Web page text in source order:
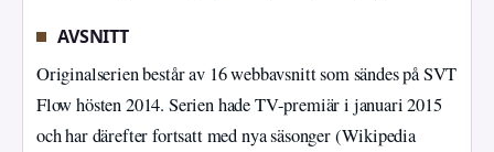
AVSNITT
Originalserien består av 16 webbavsnitt som sändes på SVT
Flow hösten 2014. Serien hade TV-premiär i januari 2015
och har därefter fortsatt med nya säsonger (Wikipedia